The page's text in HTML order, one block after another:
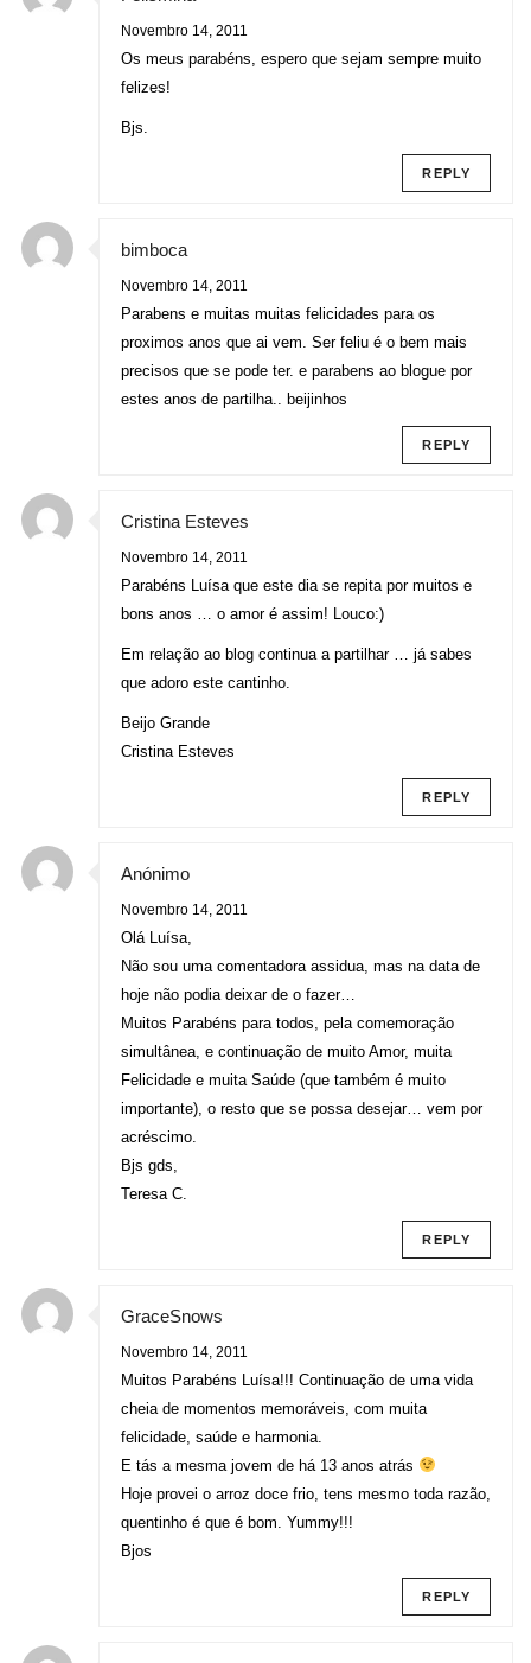
Novembro 14, 2011
Os meus parabéns, espero que sejam sempre muito
felizes!
Bjs.
REPLY
bimboca
Novembro 14, 2011
Parabens e muitas muitas felicidades para os
proximos anos que ai vem. Ser feliu é o bem mais
precisos que se pode ter. e parabens ao blogue por
estes anos de partilha.. beijinhos
REPLY
Cristina Esteves
Novembro 14, 2011
Parabéns Luísa que este dia se repita por muitos e
bons anos … o amor é assim! Louco:)
Em relação ao blog continua a partilhar … já sabes
que adoro este cantinho.
Beijo Grande
Cristina Esteves
REPLY
Anónimo
Novembro 14, 2011
Olá Luísa,
Não sou uma comentadora assidua, mas na data de
hoje não podia deixar de o fazer…
Muitos Parabéns para todos, pela comemoração
simultânea, e continuação de muito Amor, muita
Felicidade e muita Saúde (que também é muito
importante), o resto que se possa desejar… vem por
acréscimo.
Bjs gds,
Teresa C.
REPLY
GraceSnows
Novembro 14, 2011
Muitos Parabéns Luísa!!! Continuação de uma vida
cheia de momentos memoráveis, com muita
felicidade, saúde e harmonia.
E tás a mesma jovem de há 13 anos atrás
Hoje provei o arroz doce frio, tens mesmo toda razão,
quentinho é que é bom. Yummy!!!
Bjos
REPLY